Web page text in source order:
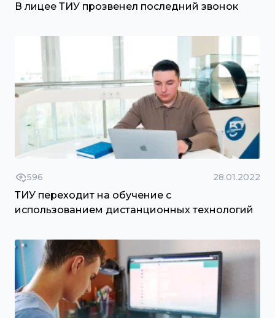
В лицее ТИУ прозвенел последний звонок
596 28.01.2022
ТИУ переходит на обучение с
использованием дистанционных технологий